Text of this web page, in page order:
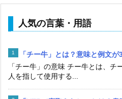
人気の言葉・用語
「チー牛」とは？意味と例文が
「チー牛」の意味 チー牛とは、
人を指して使用する...